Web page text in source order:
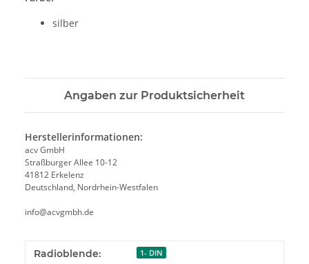
silber
Angaben zur Produktsicherheit
Herstellerinformationen:
acv GmbH
Straßburger Allee 10-12
41812 Erkelenz
Deutschland, Nordrhein-Westfalen
info@acvgmbh.de
Radioblende: 1- DIN